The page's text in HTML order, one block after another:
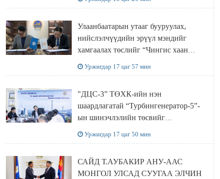
Улаанбаатарын утааг бууруулах,
нийслэлчүүдийн эрүүл мэндийг
хамгаалах төслийг “Чингис хаан
Уржигдар 17 цаг 57 мин
"ДЦС-3” ТӨХК-ийн нэн
шаардлагатай “Турбингенератор-5”-
ын шинэчлэлийн төсвийг
Уржигдар 17 цаг 50 мин
САЙД Т.АУБАКИР АНУ-ААС
МОНГОЛ УЛСАД СУУГАА ЭЛЧИН